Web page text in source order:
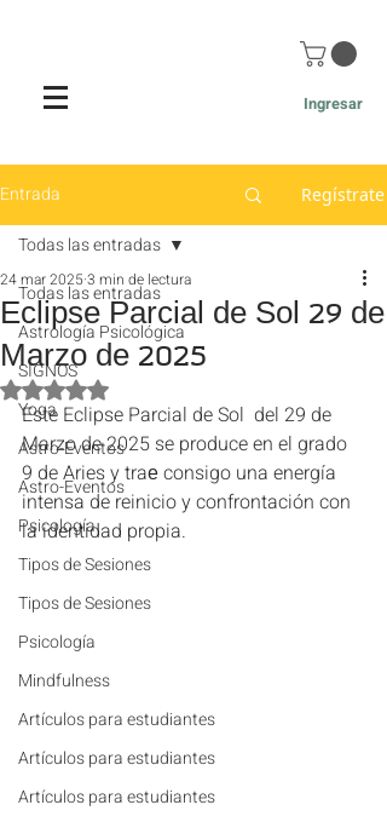
Ingresar
Entrada Regístrate
Todas las entradas
Astrología Psicológica
SIGNOS
Yoga
Astro-Eventos
Astro-Eventos
Psicología
Tipos de Sesiones
Tipos de Sesiones
Psicología
Mindfulness
Artículos para estudiantes
Artículos para estudiantes
Artículos para estudiantes
Todas las entradas
Eclipse Parcial de Sol 29 de
Marzo de 2025
24 mar 20253 min de lectura
Obtuvo NaN de 5 estrellas.
Este Eclipse Parcial de Sol  del 29 de
Marzo de 2025 se produce en el grado
9 de Aries y traе consigo una energía
intensa de reinicio y confrontación con
la identidad propia.